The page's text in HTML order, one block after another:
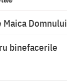
Domnului
binefacerile